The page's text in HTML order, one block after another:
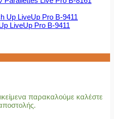
LiveUp Pro Β-9411
παρακαλούμε καλέστε